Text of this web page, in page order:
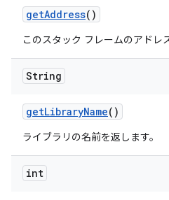
getAddress()
このスタック フレームのアドレ
String
getLibraryName()
ライブラリの名前を返します。
int